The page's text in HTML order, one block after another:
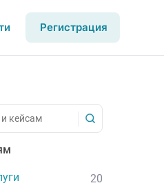
Регистрация
20